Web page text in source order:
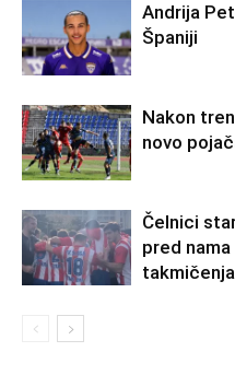
Andrija
Španiji
Nakon
novo
Čelnici
pred
takmičenja